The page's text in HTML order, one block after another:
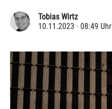
Tobias Wirtz
10.11.2023 · 08:49 Uhr